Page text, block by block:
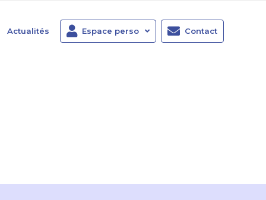
Actualités Espace perso Contact